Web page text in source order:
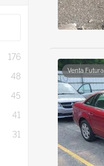
176
48
45
41
31
Venta Futura